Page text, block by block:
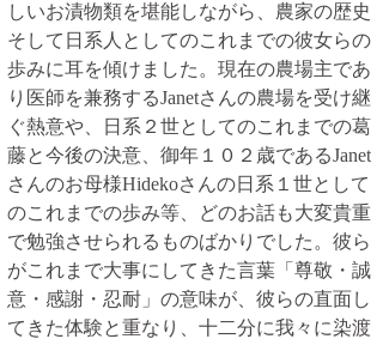
しいお漬物類を堪能しながら、農家の歴史
そして日系人としてのこれまでの彼女らの
歩みに耳を傾けました。現在の農場主であ
り医師を兼務するJanetさんの農場を受け継
ぐ熱意や、日系２世としてのこれまでの葛
藤と今後の決意、御年１０２歳であるJanet
さんのお母様Hidekoさんの日系１世として
のこれまでの歩み等、どのお話も大変貴重
で勉強させられるものばかりでした。彼ら
がこれまで大事にしてきた言葉「尊敬・誠
意・感謝・忍耐」の意味が、彼らの直面し
てきた体験と重なり、十二分に我々に染渡